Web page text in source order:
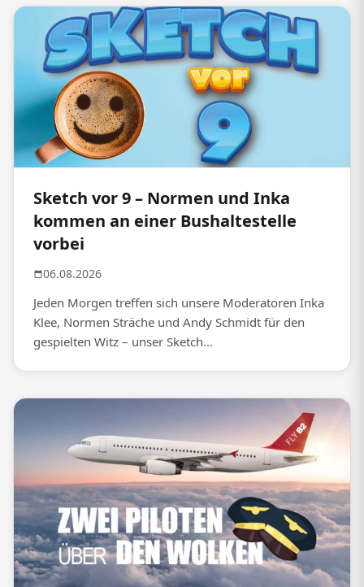
Sketch vor 9 – Normen und Inka
kommen an einer Bushaltestelle
vorbei
06.08.2026
Jeden Morgen treffen sich unsere Moderatoren Inka
Klee, Normen Sträche und Andy Schmidt für den
gespielten Witz – unser Sketch...